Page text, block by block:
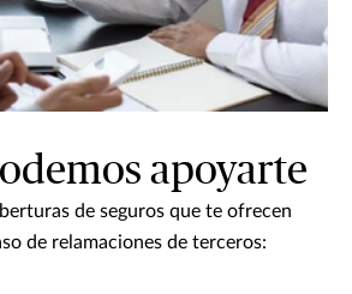
apoyarte
de seguros que te ofrecen
de relamaciones de terceros: